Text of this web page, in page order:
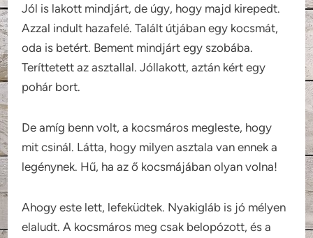
Jól is lakott mindjárt, de úgy, hogy majd kirepedt.
Azzal indult hazafelé. Talált útjában egy kocsmát,
oda is betért. Bement mindjárt egy szobába.
Teríttetett az asztallal. Jóllakott, aztán kért egy
pohár bort.
De amíg benn volt, a kocsmáros megleste, hogy
mit csinál. Látta, hogy milyen asztala van ennek a
legénynek. Hű, ha az ő kocsmájában olyan volna!
Ahogy este lett, lefeküdtek. Nyakigláb is jó mélyen
elaludt. A kocsmáros meg csak belopózott, és a